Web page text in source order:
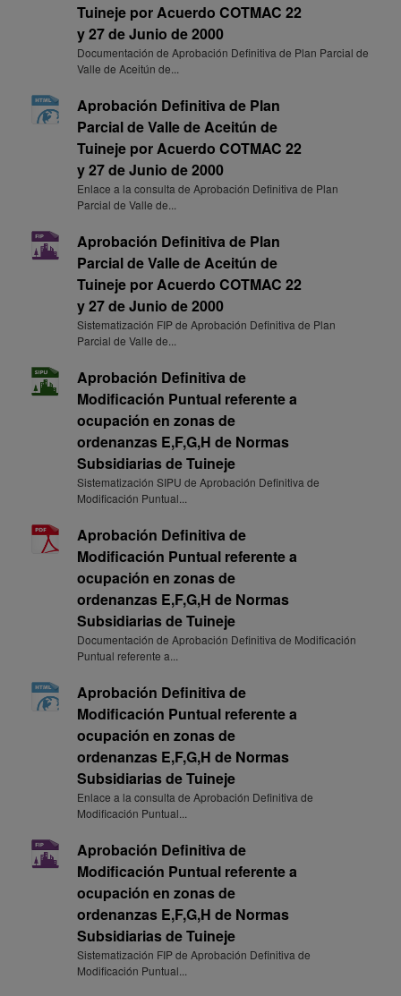
Tuineje por Acuerdo COTMAC 22
y 27 de Junio de 2000
Documentación de Aprobación Definitiva de Plan Parcial de
Valle de Aceitún de...
Aprobación Definitiva de Plan
Parcial de Valle de Aceitún de
Tuineje por Acuerdo COTMAC 22
y 27 de Junio de 2000
Enlace a la consulta de Aprobación Definitiva de Plan
Parcial de Valle de...
Aprobación Definitiva de Plan
Parcial de Valle de Aceitún de
Tuineje por Acuerdo COTMAC 22
y 27 de Junio de 2000
Sistematización FIP de Aprobación Definitiva de Plan
Parcial de Valle de...
Aprobación Definitiva de
Modificación Puntual referente a
ocupación en zonas de
ordenanzas E,F,G,H de Normas
Subsidiarias de Tuineje
Sistematización SIPU de Aprobación Definitiva de
Modificación Puntual...
Aprobación Definitiva de
Modificación Puntual referente a
ocupación en zonas de
ordenanzas E,F,G,H de Normas
Subsidiarias de Tuineje
Documentación de Aprobación Definitiva de Modificación
Puntual referente a...
Aprobación Definitiva de
Modificación Puntual referente a
ocupación en zonas de
ordenanzas E,F,G,H de Normas
Subsidiarias de Tuineje
Enlace a la consulta de Aprobación Definitiva de
Modificación Puntual...
Aprobación Definitiva de
Modificación Puntual referente a
ocupación en zonas de
ordenanzas E,F,G,H de Normas
Subsidiarias de Tuineje
Sistematización FIP de Aprobación Definitiva de
Modificación Puntual...